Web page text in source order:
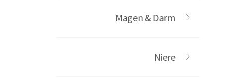
Magen & Darm
Niere